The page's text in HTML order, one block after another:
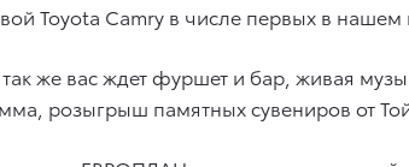
Toyota Camry в числе первых в нашем
же вас ждет фуршет и бар, живая
розыгрыш памятных сувениров от